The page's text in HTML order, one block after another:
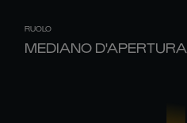
RUOLO
MEDIANO D'APERTURA